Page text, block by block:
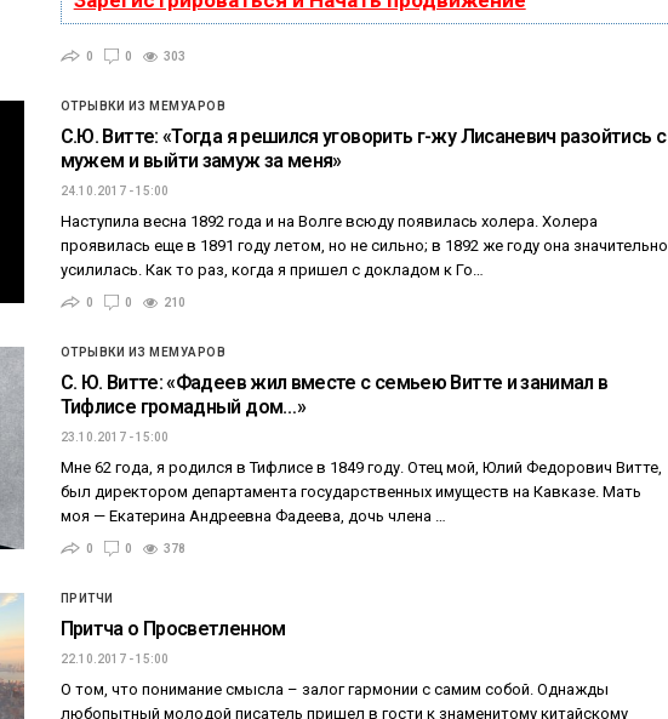
0 0 303
ОТРЫВКИ ИЗ МЕМУАРОВ
С.Ю. Витте: «Тогда я решился уговорить г-жу Лисаневич разойтись с
мужем и выйти замуж за меня»
24.10.2017 - 15:00
Наступила весна 1892 года и на Волге всюду появилась холера. Холера
проявилась еще в 1891 году летом, но не сильно; в 1892 же году она значительно
усилилась. Как то раз, когда я пришел с докладом к Го…
0 0 210
ОТРЫВКИ ИЗ МЕМУАРОВ
С. Ю. Витте: «Фадеев жил вместе с семьею Витте и занимал в
Тифлисе громадный дом…»
23.10.2017 - 15:00
Mне 62 года, я родился в Тифлисе в 1849 году. Отец мой, Юлий Федорович Витте,
был директором департамента государственных имуществ на Кавказе. Мать
моя — Екатерина Андреевна Фадеева, дочь члена …
0 0 378
ПРИТЧИ
Притча о Просветленном
22.10.2017 - 15:00
О том, что понимание смысла – залог гармонии с самим собой. Однажды
любопытный молодой писатель пришел в гости к знаменитому китайскому